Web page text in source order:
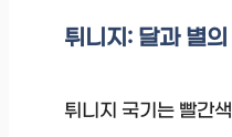
튀니지: 달과 별
튀니지 국기는 빨간